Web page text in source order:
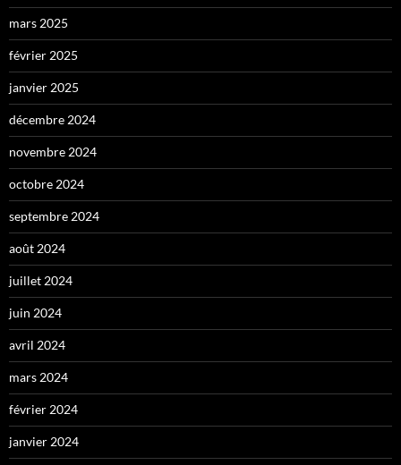
mars 2025
février 2025
janvier 2025
décembre 2024
novembre 2024
octobre 2024
septembre 2024
août 2024
juillet 2024
juin 2024
avril 2024
mars 2024
février 2024
janvier 2024